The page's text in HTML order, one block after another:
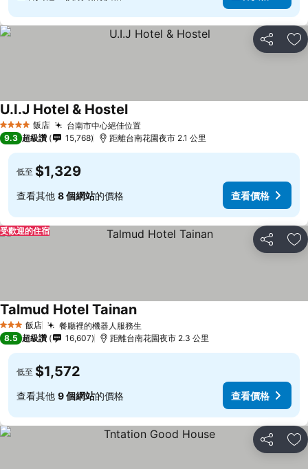
分享 加
4 星級 飯店 台南市中心絕佳位置
U.I.J Hotel & Hostel
9.3 超級讚 15,768 距離台南花園夜市 2.1 公里
低至 $1,329
查看其他 8 個網站的價格 查看價格
分享 加
受歡迎的住宿
3 星級 飯店 餐廳裡的機器人服務生
Talmud Hotel Tainan
8.5 超級讚 16,607 距離台南花園夜市 2.3 公里
低至 $1,572
查看其他 9 個網站的價格 查看價格
分享 加